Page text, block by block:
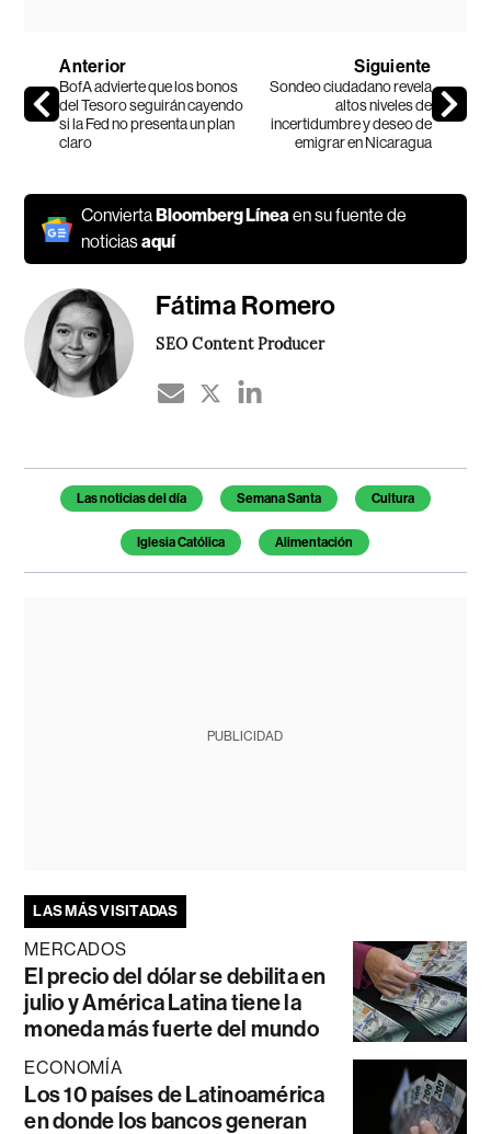
Anterior
BofA advierte que los bonos
del Tesoro seguirán cayendo
si la Fed no presenta un plan
claro
Siguiente
Sondeo ciudadano revela
altos niveles de
incertidumbre y deseo de
emigrar en Nicaragua
Convierta Bloomberg Líneaen su fuente de
noticiasaquí
Fátima Romero
SEO Content Producer
Temas de este artículo
Las noticias del día Semana Santa Cultura
Iglesia Católica Alimentación
PUBLICIDAD
LAS MÁS VISITADAS
MERCADOS
El precio del dólar se debilita en
julio y América Latina tiene la
moneda más fuerte del mundo
ECONOMÍA
Los 10 países de Latinoamérica
en donde los bancos generan